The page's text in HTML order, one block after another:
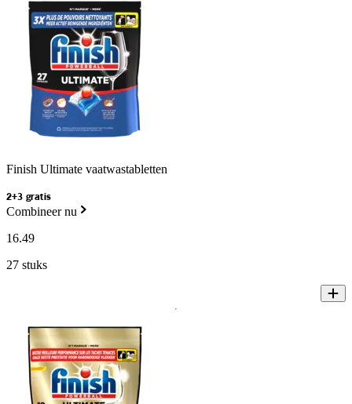
Finish Ultimate vaatwastabletten
2+3 gratis
Combineer nu
16.49
27 stuks